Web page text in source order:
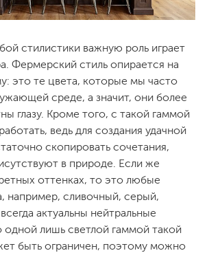
стилистики важную роль играет
Фермерский стиль опирается на
это те цвета, которые мы часто
среде, а значит, они более
глазу. Кроме того, с такой гаммой
ведь для создания удачной
скопировать сочетания,
в природе. Если же
оттенках, то это любые
например, сливочный, серый,
актуальны нейтральные
одной лишь светлой гаммой такой
быть ограничен, поэтому можно